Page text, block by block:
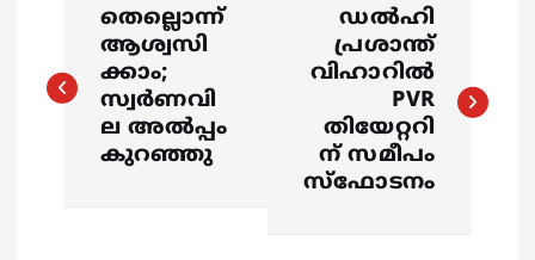
o
s
തെല്ലൊന്ന്
ആശ്വസി
ക്കാം;
സ്വര്‍ണവി
ല അല്‍പ്പം
കുറഞ്ഞു
ഡൽഹി
പ്രശാന്ത്
വിഹാറിൽ
PVR
തിയേറ്ററി
ന് സമീപം
സ്ഫോടനം